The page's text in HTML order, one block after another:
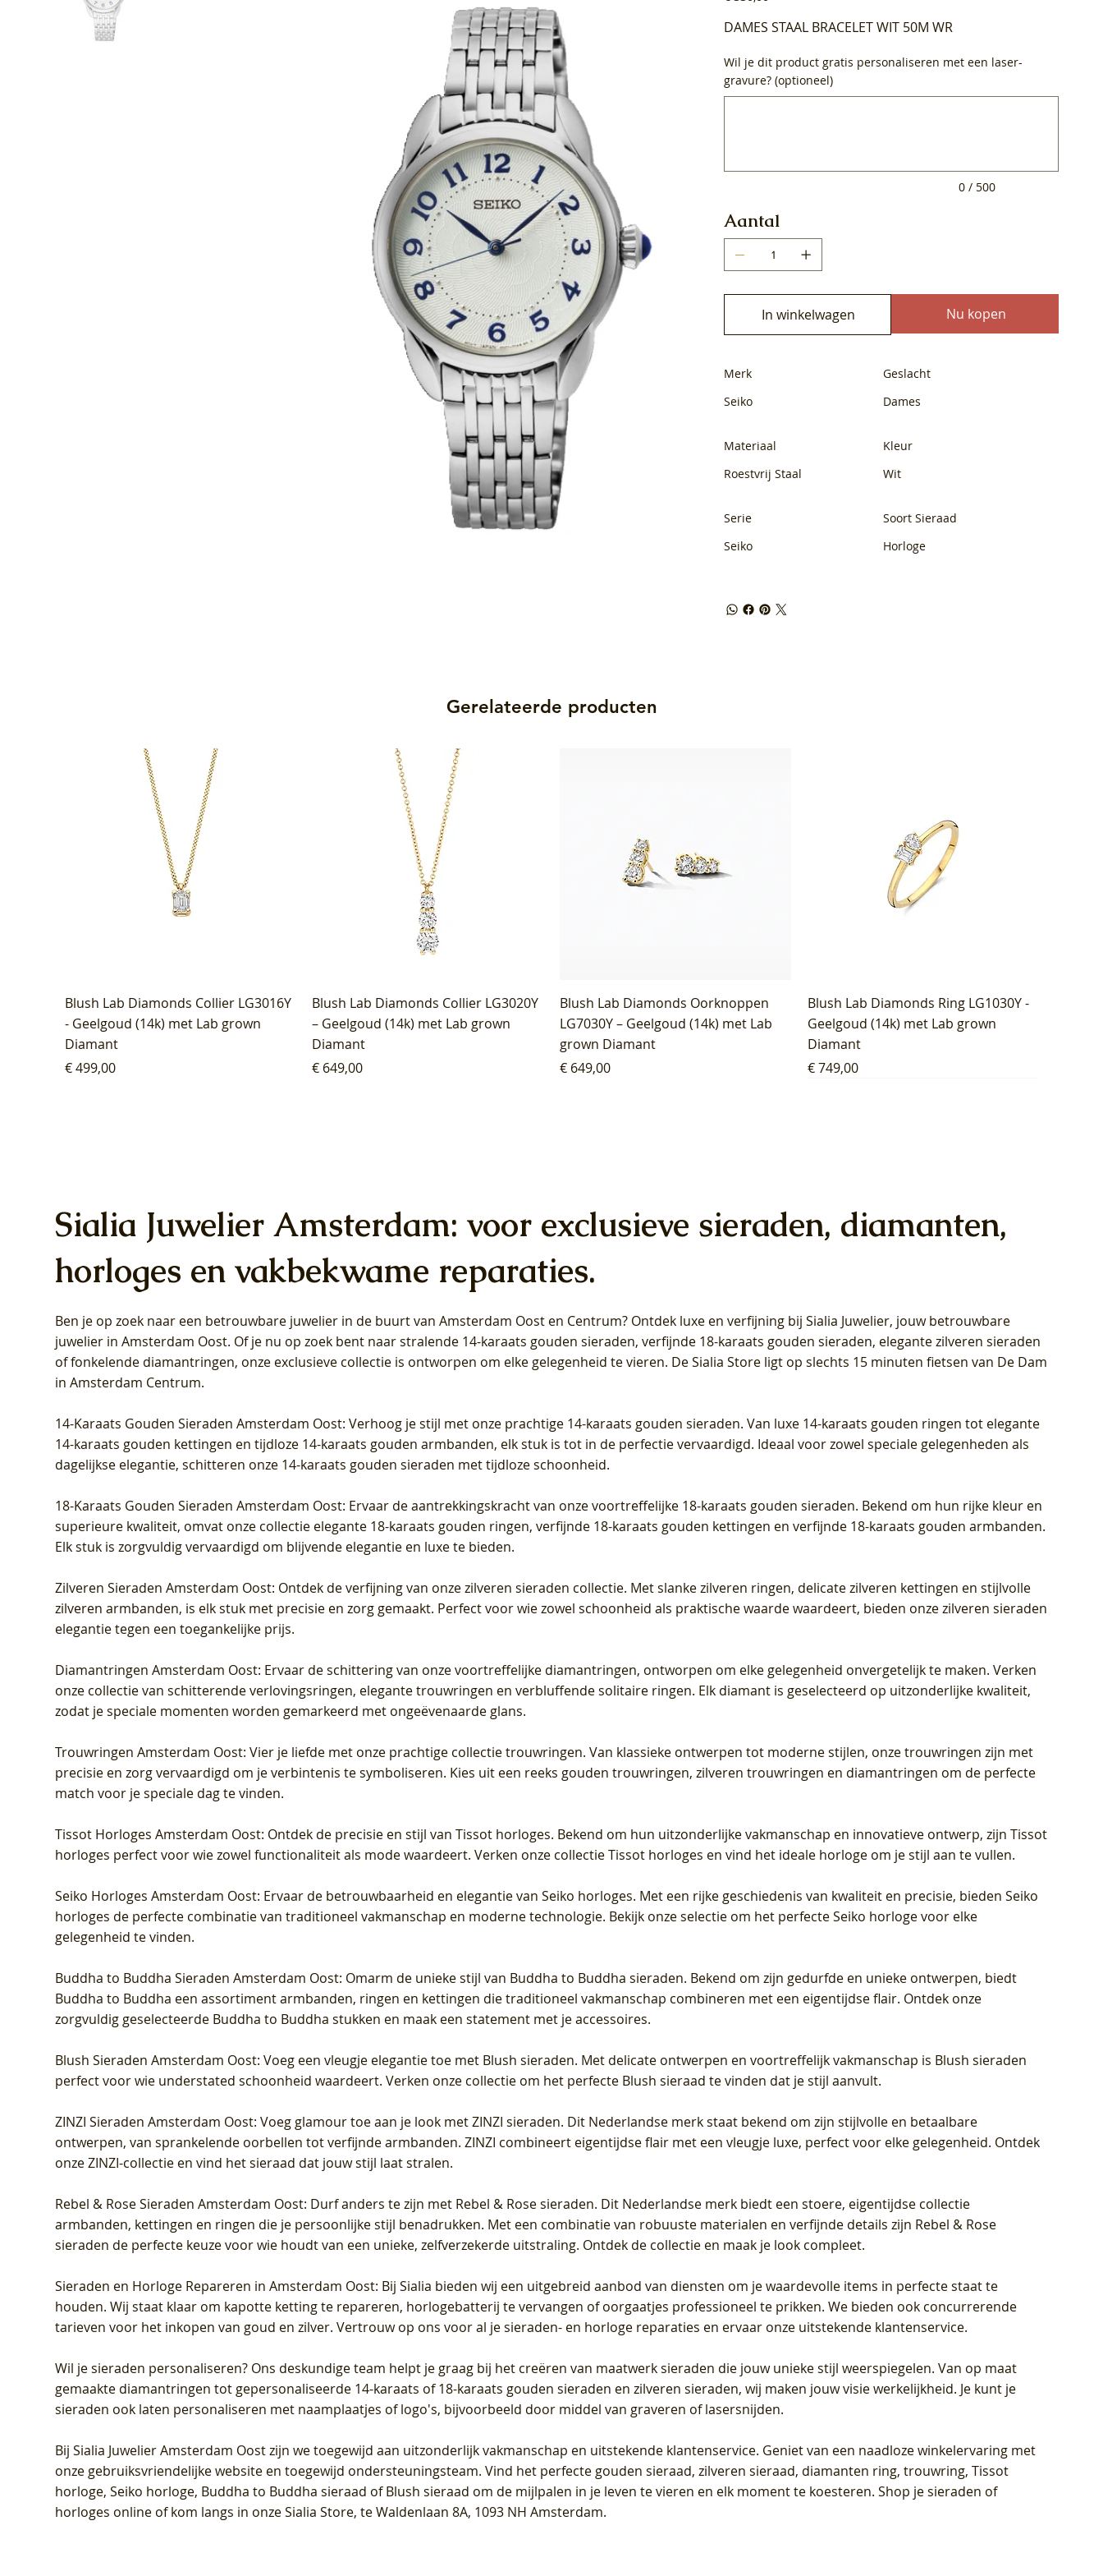
DAMES STAAL BRACELET WIT 50M WR
Wil je dit product gratis personaliseren met een laser-
gravure? (optioneel)
0 / 500
Aantal
In winkelwagen Nu kopen
Merk
Seiko
Geslacht
Dames
Materiaal
Roestvrij Staal
Kleur
Wit
Serie
Seiko
Soort Sieraad
Horloge
Gerelateerde producten
Blush Lab Diamonds Collier LG3016Y
- Geelgoud (14k) met Lab grown
Diamant
Prijs
€ 499,00
Blush Lab Diamonds Collier LG3020Y
– Geelgoud (14k) met Lab grown
Diamant
Prijs
€ 649,00
Blush Lab Diamonds Oorknoppen
LG7030Y – Geelgoud (14k) met Lab
grown Diamant
Prijs
€ 649,00
Blush Lab Diamonds Ring LG1030Y -
Geelgoud (14k) met Lab grown
Diamant
Prijs
€ 749,00
Blush Lab Diamonds Oorhangers
LG9006Y/S - Geelgoud (14k) met Lab
grown Diamant
Blush Lab Diamonds Oorhangers
LG9007Y/S - Geelgoud (14k) met Lab
grown Diamant
Blush Lab Diamonds Ring LG1028Y -
Geelgoud (14k) met Lab grown
Diamant
Blush Lab Diamonds Collier LG3014Y
- Geelgoud (14k) met Lab grown
Diamant
Blush Lab Diamonds Collier LG3019Y
– Geelgoud (14k) met Lab grown
Diamant
Blush Lab Diamonds Ring LG1042Y –
Geelgoud (14k) met Lab grown
Diamant
Blush Lab Diamonds Oorknoppen
LG7027Y - Geelgoud (14k) met Lab
grown Diamant
Blush Lab Diamonds Ring LG1029Y -
Geelgoud (14k) met Lab grown
Diamant
Blush Lab Diamonds Ring LG1031Y -
Geelgoud (14k) met Lab grown
Diamant
Blush Lab Diamonds Ring LG1044Y –
Geelgoud (14k) met Lab grown
Diamant
Blush Lab Diamonds Oorknoppen
LG7026Y - Geelgoud (14k) met Lab
grown Diamant
Blush Lab Diamonds Oorknoppen
LG7033Y – Geelgoud (14k) met Lab
grown Diamant
Sialia Juwelier Amsterdam: voor exclusieve sieraden, diamanten,
horloges en vakbekwame reparaties.
Ben je op zoek naar een betrouwbare juwelier in de buurt van Amsterdam Oost en Centrum? Ontdek luxe en verfijning bij Sialia Juwelier, jouw betrouwbare
juwelier in Amsterdam Oost. Of je nu op zoek bent naar stralende 14-karaats gouden sieraden, verfijnde 18-karaats gouden sieraden, elegante zilveren sieraden
of fonkelende diamantringen, onze exclusieve collectie is ontworpen om elke gelegenheid te vieren. De Sialia Store ligt op slechts 15 minuten fietsen van De Dam
in Amsterdam Centrum.
14-Karaats Gouden Sieraden Amsterdam Oost: Verhoog je stijl met onze prachtige 14-karaats gouden sieraden. Van luxe 14-karaats gouden ringen tot elegante
14-karaats gouden kettingen en tijdloze 14-karaats gouden armbanden, elk stuk is tot in de perfectie vervaardigd. Ideaal voor zowel speciale gelegenheden als
dagelijkse elegantie, schitteren onze 14-karaats gouden sieraden met tijdloze schoonheid.
18-Karaats Gouden Sieraden Amsterdam Oost: Ervaar de aantrekkingskracht van onze voortreffelijke 18-karaats gouden sieraden. Bekend om hun rijke kleur en
superieure kwaliteit, omvat onze collectie elegante 18-karaats gouden ringen, verfijnde 18-karaats gouden kettingen en verfijnde 18-karaats gouden armbanden.
Elk stuk is zorgvuldig vervaardigd om blijvende elegantie en luxe te bieden.
Zilveren Sieraden Amsterdam Oost: Ontdek de verfijning van onze zilveren sieraden collectie. Met slanke zilveren ringen, delicate zilveren kettingen en stijlvolle
zilveren armbanden, is elk stuk met precisie en zorg gemaakt. Perfect voor wie zowel schoonheid als praktische waarde waardeert, bieden onze zilveren sieraden
elegantie tegen een toegankelijke prijs.
Diamantringen Amsterdam Oost: Ervaar de schittering van onze voortreffelijke diamantringen, ontworpen om elke gelegenheid onvergetelijk te maken. Verken
onze collectie van schitterende verlovingsringen, elegante trouwringen en verbluffende solitaire ringen. Elk diamant is geselecteerd op uitzonderlijke kwaliteit,
zodat je speciale momenten worden gemarkeerd met ongeëvenaarde glans.
Trouwringen Amsterdam Oost: Vier je liefde met onze prachtige collectie trouwringen. Van klassieke ontwerpen tot moderne stijlen, onze trouwringen zijn met
precisie en zorg vervaardigd om je verbintenis te symboliseren. Kies uit een reeks gouden trouwringen, zilveren trouwringen en diamantringen om de perfecte
match voor je speciale dag te vinden.
Tissot Horloges Amsterdam Oost: Ontdek de precisie en stijl van Tissot horloges. Bekend om hun uitzonderlijke vakmanschap en innovatieve ontwerp, zijn Tissot
horloges perfect voor wie zowel functionaliteit als mode waardeert. Verken onze collectie Tissot horloges en vind het ideale horloge om je stijl aan te vullen.
Seiko Horloges Amsterdam Oost: Ervaar de betrouwbaarheid en elegantie van Seiko horloges. Met een rijke geschiedenis van kwaliteit en precisie, bieden Seiko
horloges de perfecte combinatie van traditioneel vakmanschap en moderne technologie. Bekijk onze selectie om het perfecte Seiko horloge voor elke
gelegenheid te vinden.
Buddha to Buddha Sieraden Amsterdam Oost: Omarm de unieke stijl van Buddha to Buddha sieraden. Bekend om zijn gedurfde en unieke ontwerpen, biedt
Buddha to Buddha een assortiment armbanden, ringen en kettingen die traditioneel vakmanschap combineren met een eigentijdse flair. Ontdek onze
zorgvuldig geselecteerde Buddha to Buddha stukken en maak een statement met je accessoires.
Blush Sieraden Amsterdam Oost: Voeg een vleugje elegantie toe met Blush sieraden. Met delicate ontwerpen en voortreffelijk vakmanschap is Blush sieraden
perfect voor wie understated schoonheid waardeert. Verken onze collectie om het perfecte Blush sieraad te vinden dat je stijl aanvult.
ZINZI Sieraden Amsterdam Oost: Voeg glamour toe aan je look met ZINZI sieraden. Dit Nederlandse merk staat bekend om zijn stijlvolle en betaalbare
ontwerpen, van sprankelende oorbellen tot verfijnde armbanden. ZINZI combineert eigentijdse flair met een vleugje luxe, perfect voor elke gelegenheid. Ontdek
onze ZINZI-collectie en vind het sieraad dat jouw stijl laat stralen.
Rebel & Rose Sieraden Amsterdam Oost: Durf anders te zijn met Rebel & Rose sieraden. Dit Nederlandse merk biedt een stoere, eigentijdse collectie
armbanden, kettingen en ringen die je persoonlijke stijl benadrukken. Met een combinatie van robuuste materialen en verfijnde details zijn Rebel & Rose
sieraden de perfecte keuze voor wie houdt van een unieke, zelfverzekerde uitstraling. Ontdek de collectie en maak je look compleet.
Sieraden en Horloge Repareren in Amsterdam Oost: Bij Sialia bieden wij een uitgebreid aanbod van diensten om je waardevolle items in perfecte staat te
houden. Wij staat klaar om kapotte ketting te repareren, horlogebatterij te vervangen of oorgaatjes professioneel te prikken. We bieden ook concurrerende
tarieven voor het inkopen van goud en zilver. Vertrouw op ons voor al je sieraden- en horloge reparaties en ervaar onze uitstekende klantenservice.
Wil je sieraden personaliseren? Ons deskundige team helpt je graag bij het creëren van maatwerk sieraden die jouw unieke stijl weerspiegelen. Van op maat
gemaakte diamantringen tot gepersonaliseerde 14-karaats of 18-karaats gouden sieraden en zilveren sieraden, wij maken jouw visie werkelijkheid. Je kunt je
sieraden ook laten personaliseren met naamplaatjes of logo's, bijvoorbeeld door middel van graveren of lasersnijden.
BijSialia Juwelier Amsterdam Oostzijn we toegewijd aan uitzonderlijk vakmanschap en uitstekende klantenservice. Geniet van een naadloze winkelervaring met
onze gebruiksvriendelijke website en toegewijd ondersteuningsteam. Vind het perfecte gouden sieraad, zilveren sieraad, diamanten ring, trouwring, Tissot
horloge, Seiko horloge, Buddha to Buddha sieraad of Blush sieraad om de mijlpalen in je leven te vieren en elk moment te koesteren. Shop je sieraden of
horloges online of kom langs in onze Sialia Store, te Waldenlaan 8A, 1093 NH Amsterdam.